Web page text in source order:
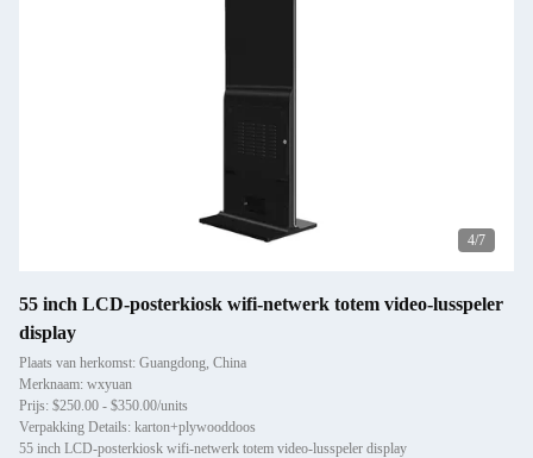
5/7
55 inch LCD-posterkiosk wifi-netwerk totem video-lusspeler
display
Plaats van herkomst: Guangdong, China
Merknaam: wxyuan
Prijs: $250.00 - $350.00/units
Verpakking Details: karton+plywooddoos
55 inch LCD-posterkiosk wifi-netwerk totem video-lusspeler display